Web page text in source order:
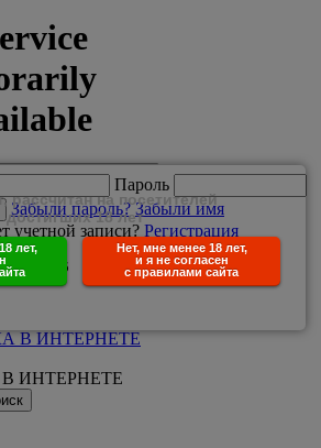
рассчитан на посетителей
достигших 18 лет
лет,
Нет, мне менее 18 лет,
и я не согласен
с правилами сайта
Пароль
Забыли пароль? Забыли имя
учетной записи? Регистрация
25-85
ИНТЕРНЕТЕ